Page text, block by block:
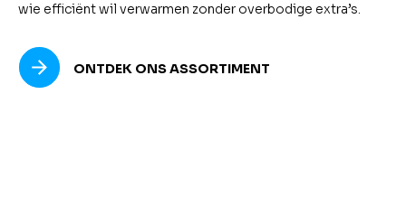
wie efficiënt wil verwarmen zonder overbodige extra’s.
ONTDEK ONS ASSORTIMENT